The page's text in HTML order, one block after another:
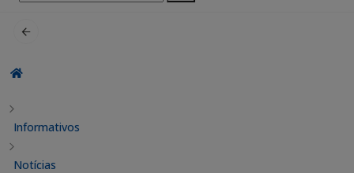
por:
Informativos
Notícias